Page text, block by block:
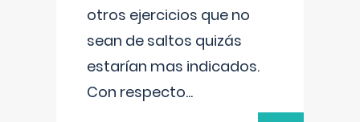
otros ejercicios que no
sean de saltos quizás
estarían mas indicados.
Con respecto...